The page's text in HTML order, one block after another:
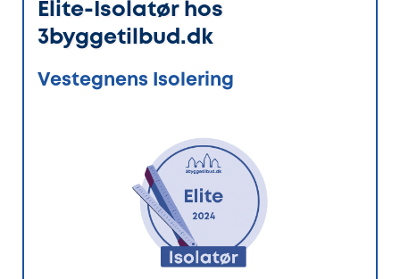
Elite-Isolatør hos
3byggetilbud.dk
Vestegnens Isolering